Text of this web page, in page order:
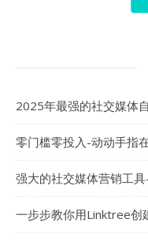
2025年最强的社交媒体
零门槛零投入-动动手指
强大的社交媒体营销工
一步步教你用Linktree创